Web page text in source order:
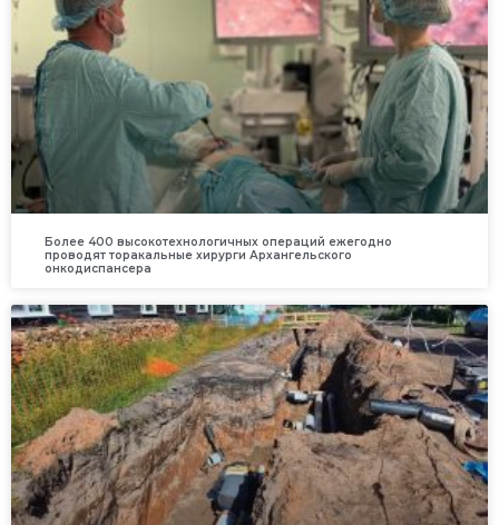
Более 400 высокотехнологичных операций ежегодно
проводят торакальные хирурги Архангельского
онкодиспансера